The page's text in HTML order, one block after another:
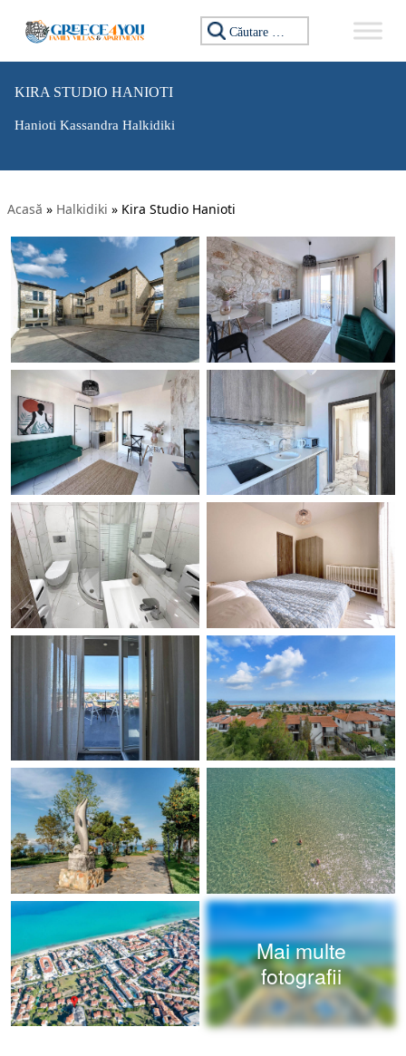
Caută:
KIRA STUDIO HANIOTI
Hanioti Kassandra Halkidiki
Acasă » Halkidiki » Kira Studio Hanioti
Mai multe
fotografii